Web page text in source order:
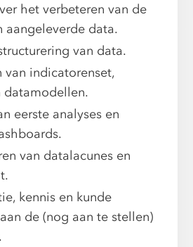
het verbeteren van de
aangeleverde data.
van data.
van indicatorenset,
datamodellen.
eerste analyses en
van datalacunes en
kennis en kunde
de (nog aan te stellen)